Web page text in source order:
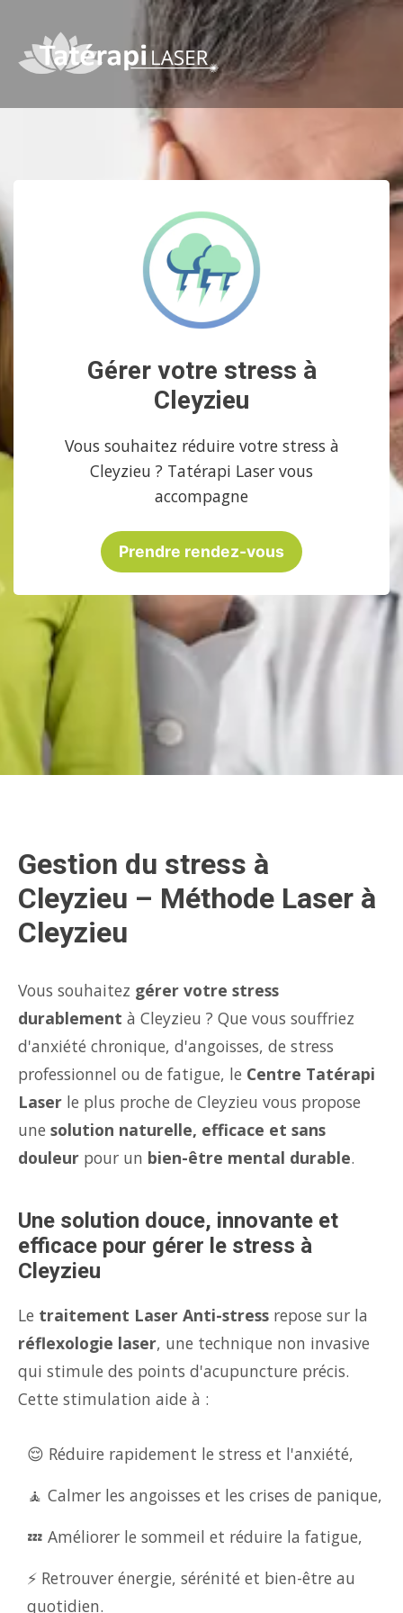
Gérer votre stress à
Cleyzieu
Vous souhaitez réduire votre stress à
Cleyzieu ? Tatérapi Laser vous
accompagne
Prendre rendez-vous
Gestion du stress à
Cleyzieu – Méthode Laser à
Cleyzieu
Vous souhaitez gérer votre stress
durablement à Cleyzieu ? Que vous souffriez
d'anxiété chronique, d'angoisses, de stress
professionnel ou de fatigue, le Centre Tatérapi
Laser le plus proche de Cleyzieu vous propose
une solution naturelle, efficace et sans
douleur pour un bien-être mental durable.
Une solution douce, innovante et
efficace pour gérer le stress à
Cleyzieu
Le traitement Laser Anti-stress repose sur la
réflexologie laser, une technique non invasive
qui stimule des points d'acupuncture précis.
Cette stimulation aide à :
😌 Réduire rapidement le stress et l'anxiété,
🧘 Calmer les angoisses et les crises de panique,
💤 Améliorer le sommeil et réduire la fatigue,
⚡ Retrouver énergie, sérénité et bien-être au
quotidien.